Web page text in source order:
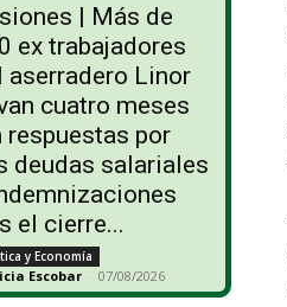
| Más de
ex trabajadores
aserradero Linor
cuatro meses
respuestas por
deudas salariales
el cierre...
y Economía
Escobar - 07/08/2026